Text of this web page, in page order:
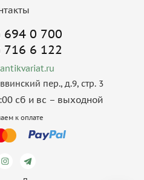
694 0 700
716 6 122
пер., д.9, стр. 3
сб и вс – выходной
к оплате